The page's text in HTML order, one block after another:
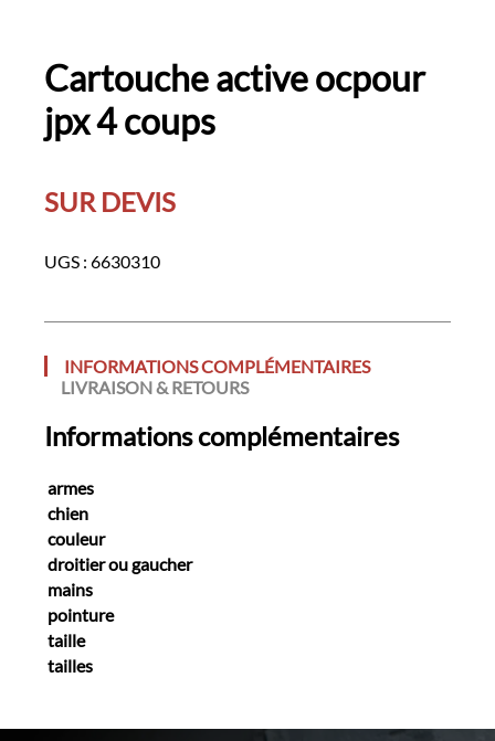
Cartouche active ocpour
jpx 4 coups
SUR DEVIS
UGS : 6630310
INFORMATIONS COMPLÉMENTAIRES
LIVRAISON & RETOURS
Informations complémentaires
armes
chien
couleur
droitier ou gaucher
mains
pointure
taille
tailles